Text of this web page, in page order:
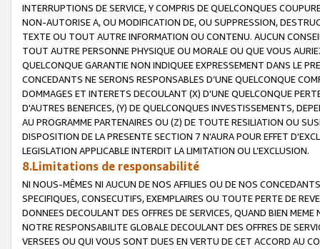
INTERRUPTIONS DE SERVICE, Y COMPRIS DE QUELCONQUES
NON-AUTORISE A, OU MODIFICATION DE, OU SUPPRESSION,
TEXTE OU TOUT AUTRE INFORMATION OU CONTENU. AUCUN
TOUT AUTRE PERSONNE PHYSIQUE OU MORALE OU QUE VOUS
QUELCONQUE GARANTIE NON INDIQUEE EXPRESSEMENT DANS LE
CONCEDANTS NE SERONS RESPONSABLES D’UNE QUELCONQUE
DOMMAGES ET INTERETS DECOULANT (X) D'UNE QUELCONQUE
D'AUTRES BENEFICES, (Y) DE QUELCONQUES INVESTISSEMENTS,
AU PROGRAMME PARTENAIRES OU (Z) DE TOUTE RESILIATION OU
DISPOSITION DE LA PRESENTE SECTION 7 N'AURA POUR EFFET
LEGISLATION APPLICABLE INTERDIT LA LIMITATION OU L’EXCLUSION.
8.Limitations de responsabilité
NI NOUS-MÊMES NI AUCUN DE NOS AFFILIES OU DE NOS
SPECIFIQUES, CONSECUTIFS, EXEMPLAIRES OU TOUTE PERTE DE
DONNEES DECOULANT DES OFFRES DE SERVICES, QUAND BIEN
NOTRE RESPONSABILITE GLOBALE DECOULANT DES OFFRES DE
VERSEES OU QUI VOUS SONT DUES EN VERTU DE CET ACCORD AU